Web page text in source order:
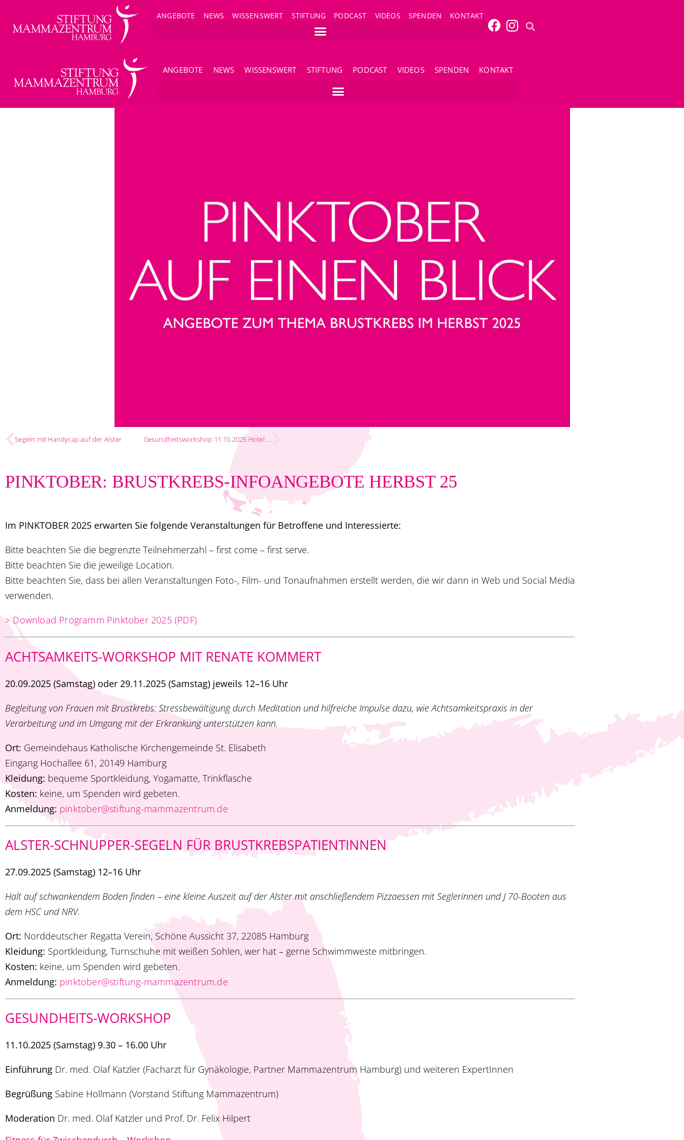
ANGEBOTE NEWS WISSENSWERT STIFTUNG PODCAST VIDEOS SPENDEN KONTAKT
ANGEBOTE NEWS WISSENSWERT STIFTUNG PODCAST VIDEOS SPENDEN KONTAKT
Segeln mit Handycap auf der Alster Gesundheitsworkshop 11.10.2025 Hotel Gastwerk
PINKTOBER: BRUSTKREBS-INFOANGEBOTE HERBST 25
Im PINKTOBER 2025 erwarten Sie folgende Veranstaltungen für Betroffene und Interessierte:
Bitte beachten Sie die begrenzte Teilnehmerzahl – first come – first serve.
Bitte beachten Sie die jeweilige Location.
Bitte beachten Sie, dass bei allen Veranstaltungen Foto-, Film- und Tonaufnahmen ­erstellt werden, die wir dann in Web und Social Media
verwenden.
> Download Programm Pinktober 2025 (PDF)
ACHTSAMKEITS-WORKSHOP MIT RENATE KOMMERT
20.09.2025 (Samstag) oder 29.11.2025 (Samstag) jeweils 12–16 Uhr
Begleitung von Frauen mit Brustkrebs: Stressbewältigung durch Meditation und hilfreiche Impulse dazu, wie Achtsamkeitspraxis in der
Verarbeitung und im ­Umgang mit der Erkrankung unterstützen kann.
Ort: Gemeindehaus Katholische Kirchengemeinde St. Elisabeth
Eingang Hochallee 61, 20149 Hamburg
Kleidung: bequeme Sportkleidung, Yogamatte, Trinkflasche
Kosten: keine, um Spenden wird gebeten.
Anmeldung: pinktober@stiftung-mammazentrum.de
ALSTER-SCHNUPPER-SEGELN FÜR BRUSTKREBSPATIENTINNEN
27.09.2025 (Samstag) 12–16 Uhr
Halt auf schwankendem Boden finden – eine kleine Auszeit auf der Alster mit anschließendem Pizzaessen mit Seglerinnen und J 70-Booten aus
dem HSC und NRV.
Ort: Norddeutscher Regatta Verein, Schöne Aussicht 37, 22085 Hamburg
Kleidung: Sportkleidung, Turnschuhe mit weißen Sohlen, wer hat – gerne Schwimmweste mitbringen.
Kosten: keine, um Spenden wird gebeten.
Anmeldung: pinktober@stiftung-mammazentrum.de
GESUNDHEITS-WORKSHOP
11.10.2025 (Samstag) 9.30 – 16.00 Uhr
Einführung Dr. med. Olaf Katzler (Facharzt für Gynäkologie, Partner ­Mammazentrum Hamburg) und weiteren ExpertInnen
Begrüßung Sabine Hollmann (Vorstand Stiftung Mammazentrum)
Moderation Dr. med. Olaf Katzler und Prof. Dr. Felix Hilpert